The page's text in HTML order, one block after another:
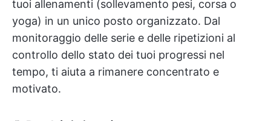
tuoi allenamenti (sollevamento pesi, corsa o
yoga) in un unico posto organizzato. Dal
monitoraggio delle serie e delle ripetizioni al
controllo dello stato dei tuoi progressi nel
tempo, ti aiuta a rimanere concentrato e
motivato.